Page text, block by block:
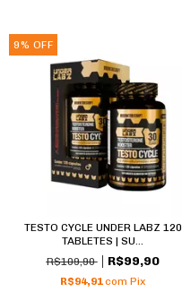
9% OFF
TESTO CYCLE UNDER LABZ 120
TABLETES | SU...
R$109,90
R$99,90
R$94,91com Pix